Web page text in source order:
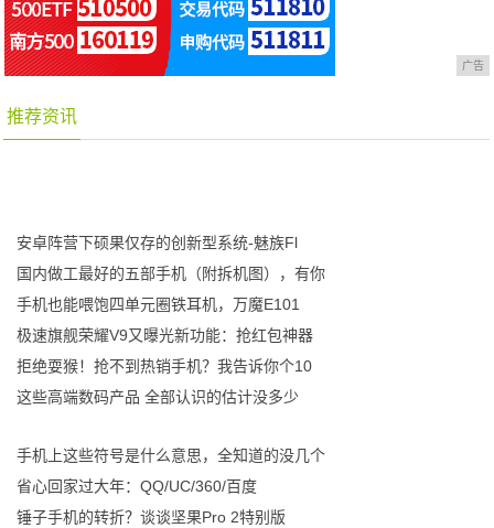
广告
推荐资讯
安卓阵营下硕果仅存的创新型系统-魅族Fl
国内做工最好的五部手机（附拆机图），有你
手机也能喂饱四单元圈铁耳机，万魔E101
极速旗舰荣耀V9又曝光新功能：抢红包神器
拒绝耍猴！抢不到热销手机？我告诉你个10
这些高端数码产品 全部认识的估计没多少
手机上这些符号是什么意思，全知道的没几个
省心回家过大年：QQ/UC/360/百度
锤子手机的转折？谈谈坚果Pro 2特别版